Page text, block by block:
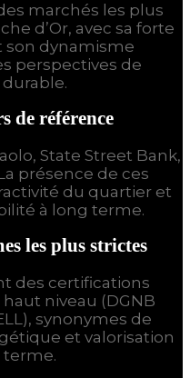
marchés les plus
d’Or, avec sa forte
son dynamisme
perspectives de
de référence
State Street Bank,
présence de ces
du quartier et
à long terme.
les plus strictes
des certifications
niveau (DGNB
synonymes de
et valorisation
terme.